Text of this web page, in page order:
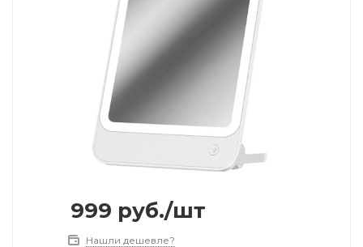
999 руб./шт
Нашли дешевле?